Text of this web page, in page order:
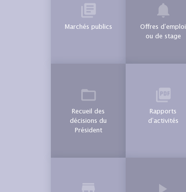
Marchés publics
Offres d’emploi
ou de stage
Recueil des
décisions du
Président
Rapports
d’activités